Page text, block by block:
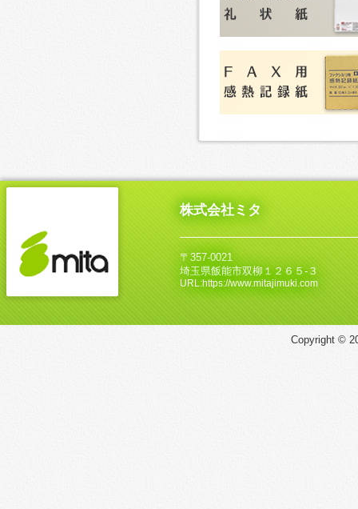
株式会社ミタ
〒357-0021
埼玉県飯能市双柳１２６５‐３
URL:https://www.mitajimuki.com
Copyright ©